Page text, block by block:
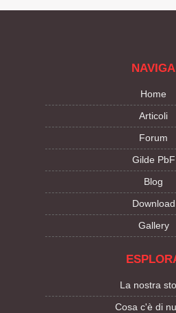
NAVIGA
Home
Articoli
Forum
Gilde PbF
Blog
Download
Gallery
La nostra
Cosa c'è di